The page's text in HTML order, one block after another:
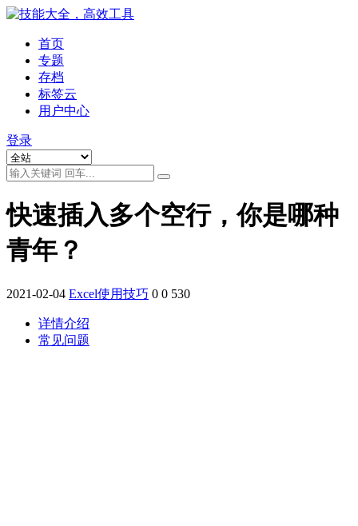
首页
专题
存档
标签云
用户中心
登录
快速插入多个空行，你是哪种
青年？
2021-02-04 Excel使用技巧 0 0 530
详情介绍
常见问题